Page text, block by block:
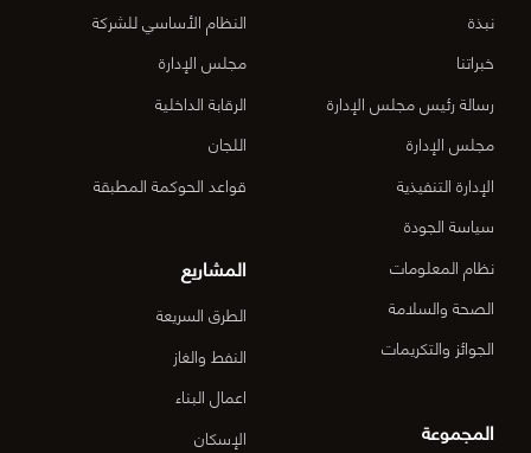
نبذة
خبراتنا
رسالة رئيس مجلس الإدارة
مجلس الإدارة
الإدارة التنفيذية
سياسة الجودة
نظام المعلومات
الصحة والسلامة
الجوائز والتكريمات
المجموعة
النظام الأساسي للشركة
مجلس الإدارة
الرقابة الداخلية
اللجان
قواعد الحوكمة المطبقة
المشاريع
الطرق السريعة
النفط والغاز
اعمال البناء
الإسكان